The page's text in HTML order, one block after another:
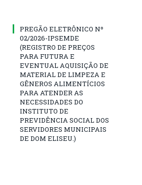
PREGÃO ELETRÔNICO Nº
02/2026-IPSEMDE
(REGISTRO DE PREÇOS
PARA FUTURA E
EVENTUAL AQUISIÇÃO DE
MATERIAL DE LIMPEZA E
GÊNEROS ALIMENTÍCIOS
PARA ATENDER AS
NECESSIDADES DO
INSTITUTO DE
PREVIDÊNCIA SOCIAL DOS
SERVIDORES MUNICIPAIS
DE DOM ELISEU.)